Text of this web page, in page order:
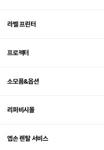
라벨 프린터
프로젝터
소모품&옵션
리퍼비시몰
엡손 렌탈 서비스